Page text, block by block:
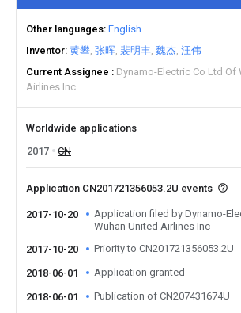
Other languages English
Inventor 黄攀 张晖 裴明丰 魏杰 汪伟
Current Assignee
Dynamo-Electric Co Ltd Of
Airlines Inc
Worldwide applications
2017
CN
Application CN201721356053.2U events
2017-10-20
Application filed by Dynamo-
Wuhan United Airlines Inc
2017-10-20
Priority to CN201721356053.2U
2018-06-01 Application granted
2018-06-01 Publication of CN207431674U